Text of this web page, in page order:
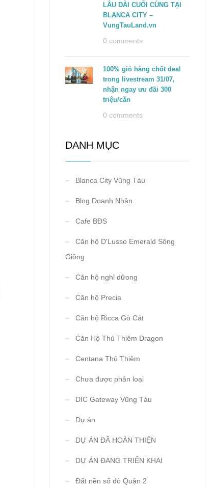
LÂU DÀI CUỐI CÙNG TẠI
BLANCA CITY –
VungTauLand.vn
0 comments
100% giỏ hàng chốt deal
trong livestream 31/07,
nhận ngay ưu đãi 300
triệu/căn
0 comments
DANH MỤC
Blanca City Vũng Tàu
Blog Doanh Nhân
Cafe BĐS
Căn hộ D'Lusso Emerald Sông
Giồng
Căn hộ nghỉ dữong
Căn hộ Precia
Căn hộ Ricca Gò Cát
Căn Hộ Thủ Thiêm Dragon
Centana Thủ Thiêm
Chưa được phân loại
DIC Gateway Vũng Tàu
Dự án
DỰ ÁN ĐÃ HOÀN THIỆN
DỰ ÁN ĐANG TRIỂN KHAI
Đất nền sổ đỏ Quận 2